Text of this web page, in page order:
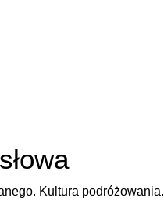
Kultura podróżowania.